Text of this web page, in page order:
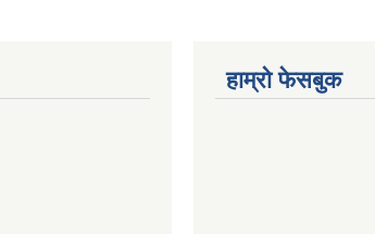
हाम्रो फेसबुक